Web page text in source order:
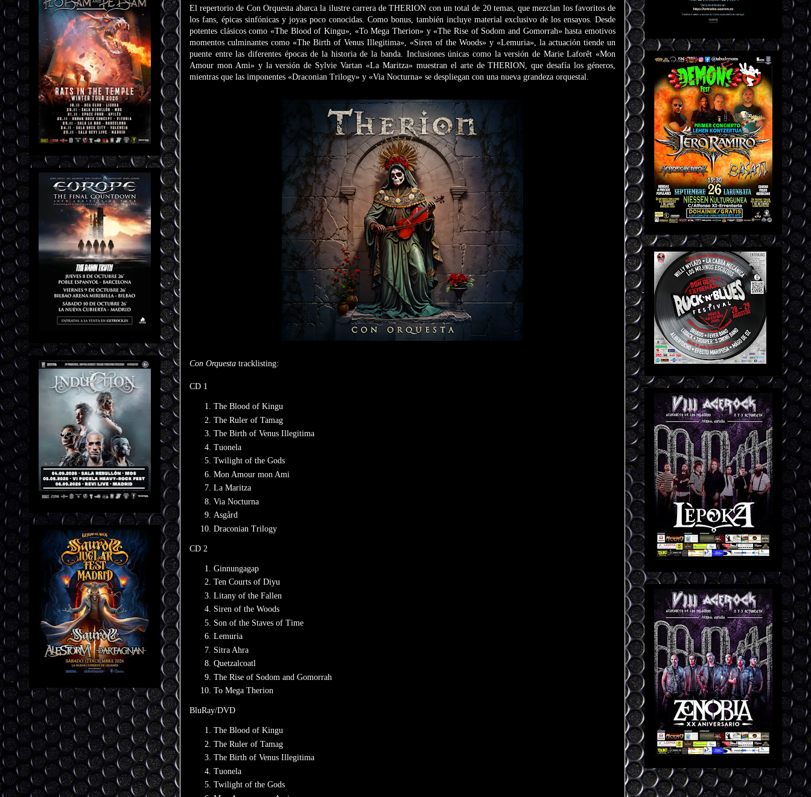
El repertorio de Con Orquesta abarca la ilustre carrera de THERION con un total de 20 temas, que mezclan los favoritos de
los fans, épicas sinfónicas y joyas poco conocidas. Como bonus, también incluye material exclusivo de los ensayos. Desde
potentes clásicos como «The Blood of Kingu», «To Mega Therion» y «The Rise of Sodom and Gomorrah» hasta emotivos
momentos culminantes como «The Birth of Venus Illegitima», «Siren of the Woods» y «Lemuria», la actuación tiende un
puente entre las diferentes épocas de la historia de la banda. Inclusiones únicas como la versión de Marie Laforêt «Mon
Amour mon Ami» y la versión de Sylvie Vartan «La Maritza» muestran el arte de THERION, que desafía los géneros,
mientras que las imponentes «Draconian Trilogy» y «Via Nocturna» se despliegan con una nueva grandeza orquestal.
Con Orquesta tracklisting:
CD 1
The Blood of Kingu
The Ruler of Tamag
The Birth of Venus Illegitima
Tuonela
Twilight of the Gods
Mon Amour mon Ami
La Maritza
Via Nocturna
Asgård
Draconian Trilogy
CD 2
Ginnungagap
Ten Courts of Diyu
Litany of the Fallen
Siren of the Woods
Son of the Staves of Time
Lemuria
Sitra Ahra
Quetzalcoatl
The Rise of Sodom and Gomorrah
To Mega Therion
BluRay/DVD
The Blood of Kingu
The Ruler of Tamag
The Birth of Venus Illegitima
Tuonela
Twilight of the Gods